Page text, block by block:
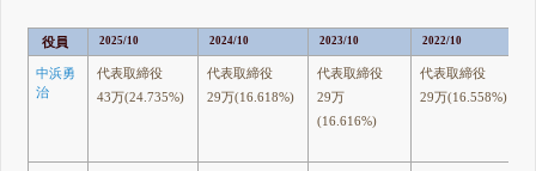
役員 2025/10 2024/10 2023/10 2022/10
中浜勇
治
代表取締役
43万(24.735%)
代表取締役
29万(16.618%)
代表取締役
29万
(16.616%)
代表取締役
29万(16.558%)